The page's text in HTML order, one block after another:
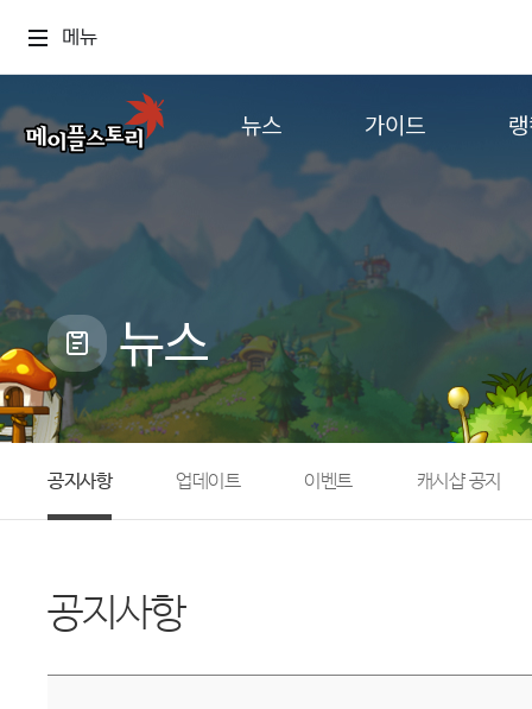
메뉴
뉴스
공지사항
업데이트
캐시샵 공지
메이플 알림판
with maple
가이드
게임정보
직업소개
확률형 아이템
NEXON NOW
뉴스
공지사항 업데이트 이벤트 캐시샵 공지
공지사항